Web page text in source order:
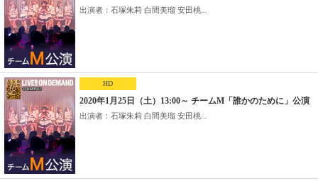
出演者：石塚朱莉 白間美瑠 安田桃...
HD
2020年1月25日（土）13:00～ チームM「誰かのために」公演
出演者：石塚朱莉 白間美瑠 安田桃...